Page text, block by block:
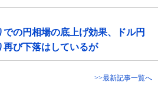
の円相場の底上げ効果、ドル円
再び下落はしているが
>>最新記事一覧へ